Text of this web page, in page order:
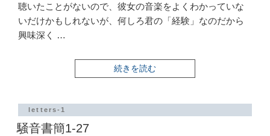
聴いたことがないので、彼女の音楽をよくわかっていな
いだけかもしれないが、何しろ君の「経験」なのだから
興味深く …
“騒
音
28”
続きを読む
letters-1
騒音書簡1-27